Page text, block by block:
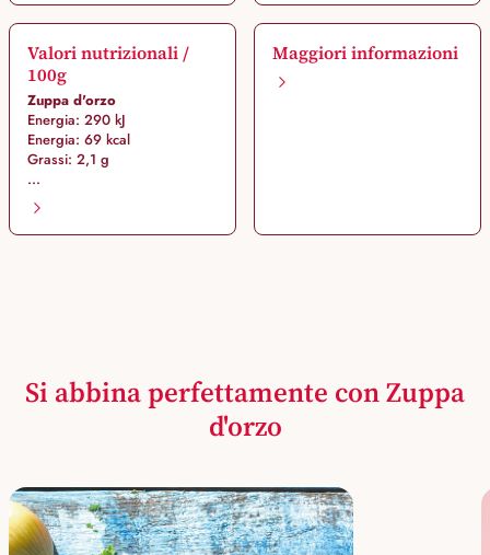
Valori nutrizionali /
100g
Zuppa d'orzo
Energia: 290 kJ
Energia: 69 kcal
Grassi: 2,1 g
...
Maggiori informazioni
Si abbina perfettamente con Zuppa
d'orzo